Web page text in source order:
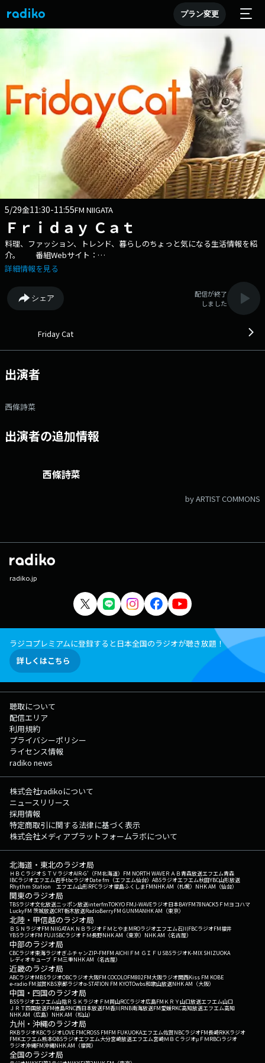
プラン変更
5/29金11:30-11:55FM NIIGATA
Ｆｒｉｄａｙ Ｃａｔ
料理、ファッション、トレンド、暮らしのちょっと気になる生活情報を紹
介。 番組Webサイト：
http://www.fmniigata.com/user/prog/prog_id/6 メッセージフォーム：
詳細情報を見る
シェア
配信が終了
しました
Friday Cat
出演者
西條詩菜
出演者の追加情報
西條詩菜
by ARTIST COMMONS
radiko.jp
ラジコプレミアムに登録すると日本全国のラジオが聴き放題！
詳しくはこちら
聴取について
配信エリア
利用規約
プライバシーポリシー
ライセンス情報
radiko news
株式会社radikoについて
ニュースリリース
採用情報
特定商取引に関する法律に基づく表示
株式会社メディアプラットフォームラボについて
北海道・東北のラジオ局
ＨＢＣラジオＳＴＶラジオAIR-G'（FM北海道） FM NORTH WAVEＲＡＢ青森放送エフエム青森
IBCラジオエフエム岩手tbcラジオDate fm（エフエム仙台） ABSラジオエフエム秋田YBC山形放送
Rhythm Station エフエム山形RFCラジオ福島ふくしまFMNHK AM（札幌） NHK AM（仙台）
関東のラジオ局
TBSラジオ文化放送ニッポン放送interfmTOKYO FMJ-WAVEラジオ日本BAYFM78NACK5 ＦＭヨコハマ
LuckyFM 茨城放送CRT栃木放送RadioBerryFM GUNMANHK AM（東京）
北陸・甲信越のラジオ局
ＢＳＮラジオFM NIIGATAＫＮＢラジオ ＦＭとやまMROラジオエフエム石川FBCラジオFM福井
YBSラジオFM FUJISBCラジオ ＦＭ長野NHK AM（東京） NHK AM（名古屋）
中部のラジオ局
CBCラジオ東海ラジオぎふチャンZIP-FMFM AICHI ＦＭ ＧＩＦＵ SBSラジオK-MIX SHIZUOKA
レディオキューブ ＦＭ三重NHK AM（名古屋）
近畿のラジオ局
ABCラジオMBSラジオOBCラジオ大阪FM COCOLOFM802FM大阪ラジオ関西Kiss FM KOBE
e-radio FM滋賀KBS京都ラジオα-STATION FM KYOTOwbs和歌山放送NHK AM（大阪）
中国・四国のラジオ局
BSSラジオエフエム山陰ＲＳＫラジオ ＦＭ岡山RCCラジオ広島FM ＫＲＹ山口放送エフエム山口
ＪＲＴ四国放送FM徳島RNC西日本放送FM香川RNB南海放送FM愛媛RKC高知放送エフエム高知
NHK AM（広島） NHK AM（松山）
九州・沖縄のラジオ局
RKBラジオKBCラジオLOVE FMCROSS FMFM FUKUOKAエフエム佐賀NBCラジオFM長崎RKKラジオ
FMKエフエム熊本OBSラジオエフエム大分宮崎放送エフエム宮崎ＭＢＣラジオμＦＭRBCiラジオ
ラジオ沖縄FM沖縄NHK AM（福岡）
全国のラジオ局